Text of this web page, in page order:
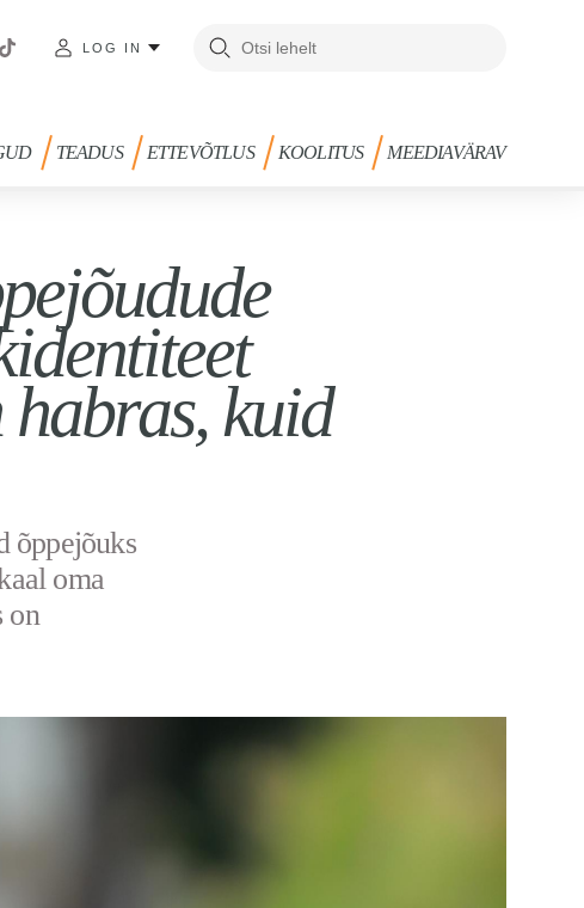
LOG IN
TEADUS ETTEVÕTLUS KOOLITUS MEEDIAVÄRAV
kuid
õppejõuks
oma
on